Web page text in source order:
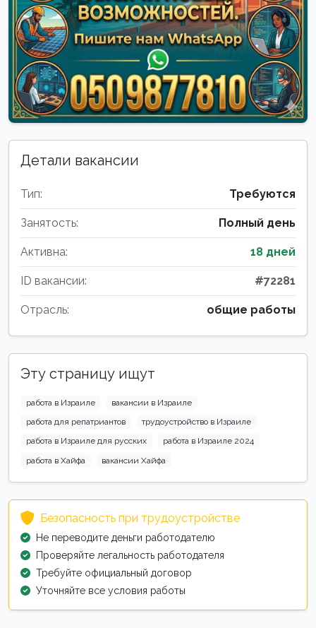
Детали вакансии
Тип: Требуются
Занятость: Полный день
Активна: 18 дней
ID вакансии: #72281
Отрасль: общие работы
Эту страницу ищут
работа в Израиле
вакансии в Израиле
работа для репатриантов
трудоустройство в Израиле
работа в Израиле для русских
работа в Израиле 2024
работа в Хайфа
вакансии Хайфа
Безопасность при трудоустройстве
Не переводите деньги работодателю
Проверяйте легальность работодателя
Требуйте официальный договор
Уточняйте все условия работы